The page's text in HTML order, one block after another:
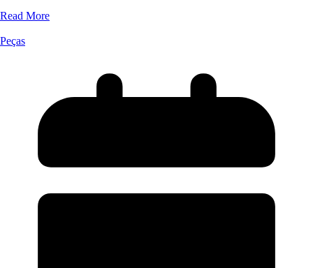
Read More
Peças